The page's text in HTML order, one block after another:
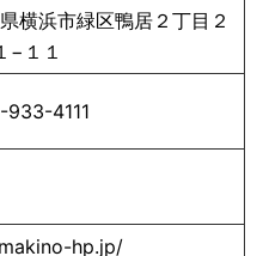
横浜市緑区鴨居２丁目２
−１１
933-4111
hp.jp/